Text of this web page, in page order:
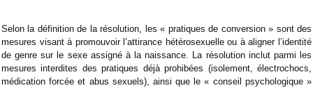
Selon la définition de la résolution, les « pratiques de conversion » sont des
mesures visant à promouvoir l’attirance hétérosexuelle ou à aligner l’identité
de genre sur le sexe assigné à la naissance. La résolution inclut parmi les
mesures interdites des pratiques déjà prohibées (isolement, électrochocs,
médication forcée et abus sexuels), ainsi que le « conseil psychologique »